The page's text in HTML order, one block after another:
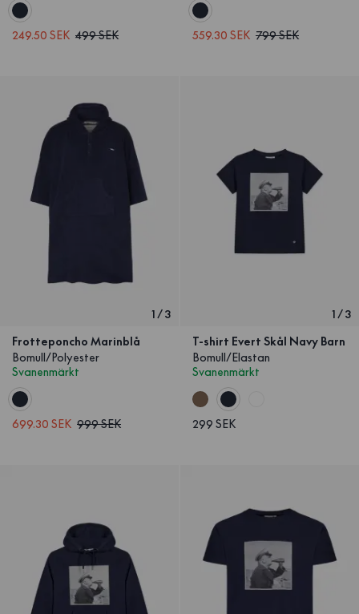
249.50 SEK 499 SEK 559.30 SEK 799 SEK
1/3
Frotteponcho Marinblå
Bomull/Polyester
Svanenmärkt
699.30 SEK 999 SEK
1/3
T-shirt Evert Skål Navy Barn
Bomull/Elastan
Svanenmärkt
299 SEK